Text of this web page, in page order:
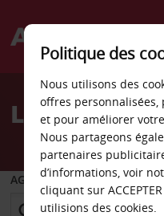
Welcome
AvisLocation de
AGENCE DE DÉPART
Politique des
Nous utilisons des
offres
et pour améliorer
Nous partageons
partenaires
d’informations, voir
cliquant sur
utilisions des cookies.